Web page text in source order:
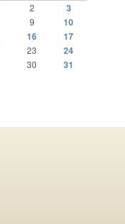
2
3
9 10
16 17
23
24
30
31